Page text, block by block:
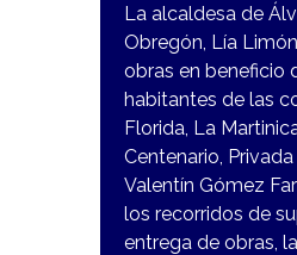
La alcaldesa de
Obregón, Lía
obras en beneficio
habitantes de las
Florida, La
Centenario,
Valentín Gómez
los recorridos de
entrega de obras,